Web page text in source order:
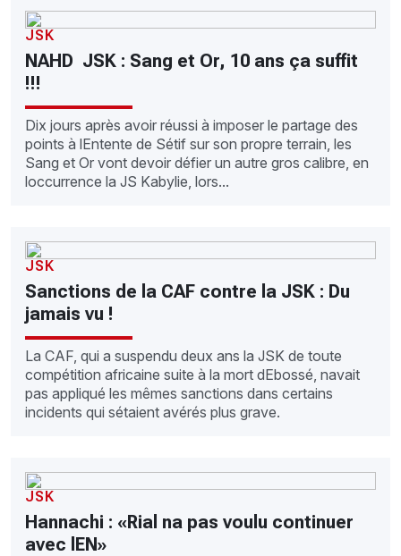
JSK
NAHD  JSK : Sang et Or, 10 ans ça suffit
!!!
Dix jours après avoir réussi à imposer le partage des
points à lEntente de Sétif sur son propre terrain, les
Sang et Or vont devoir défier un autre gros calibre, en
loccurrence la JS Kabylie, lors...
JSK
Sanctions de la CAF contre la JSK : Du
jamais vu !
La CAF, qui a suspendu deux ans la JSK de toute
compétition africaine suite à la mort dEbossé, navait
pas appliqué les mêmes sanctions dans certains
incidents qui sétaient avérés plus grave.
JSK
Hannachi : «Rial na pas voulu continuer
avec lEN»